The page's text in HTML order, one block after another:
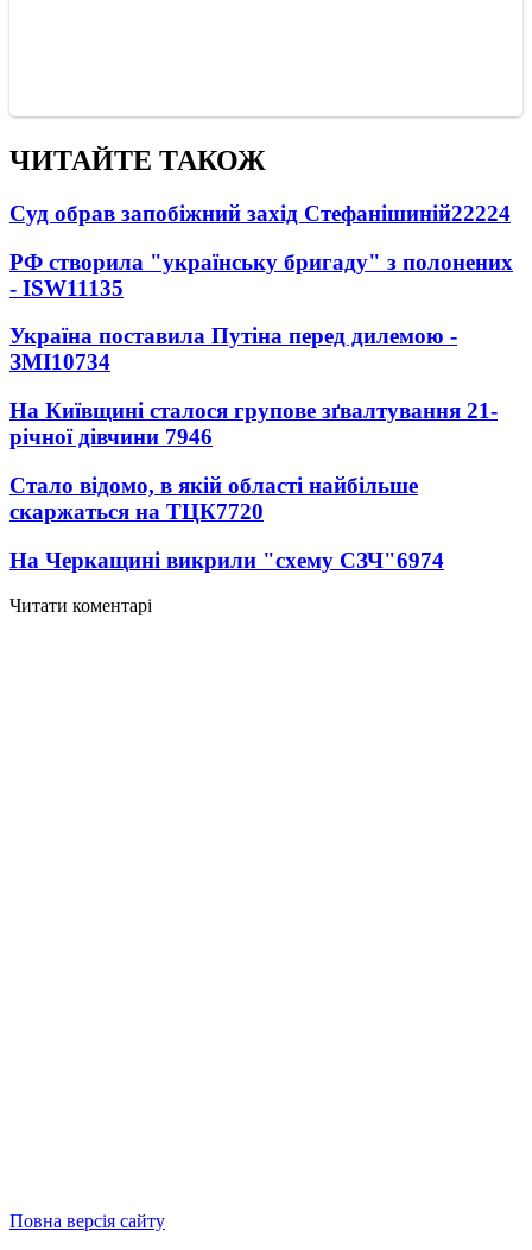
ЧИТАЙТЕ ТАКОЖ
Суд обрав запобіжний захід Стефанішиній22224
РФ створила "українську бригаду" з полонених
- ISW11135
Україна поставила Путіна перед дилемою -
ЗМІ10734
На Київщині сталося групове зґвалтування 21-
річної дівчини 7946
Стало відомо, в якій області найбільше
скаржаться на ТЦК7720
На Черкащині викрили "схему СЗЧ"6974
Читати коментарі
Повна версія сайту